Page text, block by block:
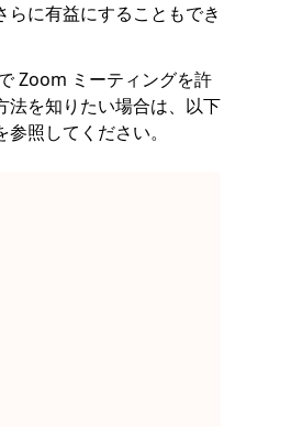
らに有益にすることもでき
Zoom ミーティングを許
法を知りたい場合は、以下
照してください。